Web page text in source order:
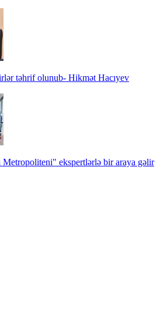
təhrif olunub- Hikmət Hacıyev
ekspertlərlə bir araya gəlir